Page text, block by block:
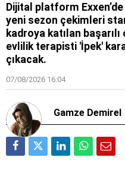
Dijital platform
yeni sezon çekimleri
kadroya katılan
evlilik terapisti 'İpek'
çıkacak.
07/08/2026 16:04
Gamze Demirel